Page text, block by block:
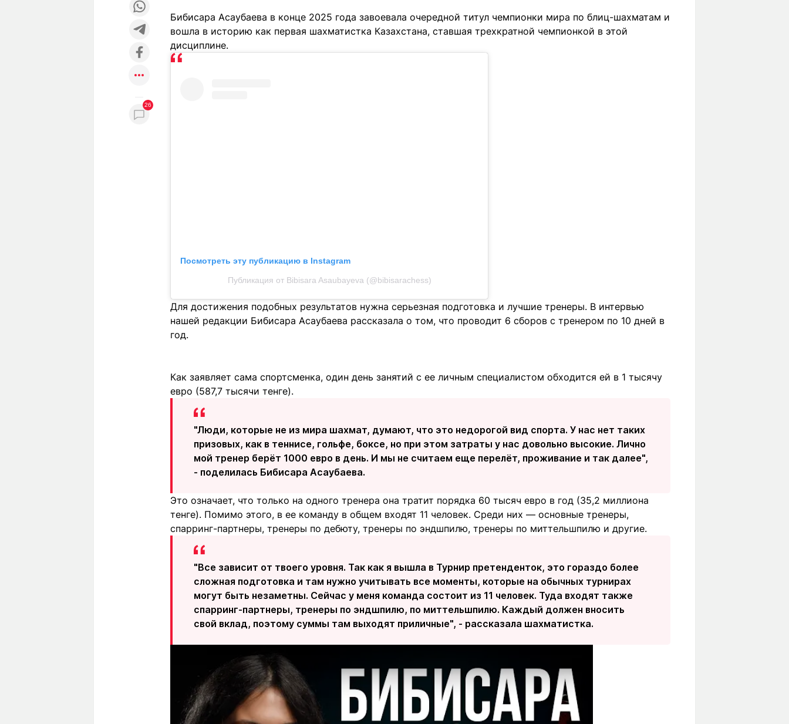
Редакция
+7 (777) 001 44 99 +7 (700) 3 888 188
26
Бибисара Асаубаева в конце 2025 года завоевала очередной титул чемпионки мира по блиц-шахматам и
вошла в историю как первая шахматистка Казахстана, ставшая трехкратной чемпионкой в этой
дисциплине.
Посмотреть эту публикацию в Instagram
Публикация от Bibisara Asaubayeva (@bibisarachess)
Для достижения подобных результатов нужна серьезная подготовка и лучшие тренеры. В интервью
нашей редакции Бибисара Асаубаева рассказала о том, что проводит 6 сборов с тренером по 10 дней в
год.
Как заявляет сама спортсменка, один день занятий с ее личным специалистом обходится ей в 1 тысячу
евро (587,7 тысячи тенге).
"Люди, которые не из мира шахмат, думают, что это недорогой вид спорта. У нас нет таких
призовых, как в теннисе, гольфе, боксе, но при этом затраты у нас довольно высокие. Лично
мой тренер берёт 1000 евро в день. И мы не считаем еще перелёт, проживание и так далее",
- поделилась Бибисара Асаубаева.
Это означает, что только на одного тренера она тратит порядка 60 тысяч евро в год (35,2 миллиона
тенге). Помимо этого, в ее команду в общем входят 11 человек. Среди них — основные тренеры,
спарринг-партнеры, тренеры по дебюту, тренеры по эндшпилю, тренеры по миттельшпилю и другие.
"Все зависит от твоего уровня. Так как я вышла в Турнир претенденток, это гораздо более
сложная подготовка и там нужно учитывать все моменты, которые на обычных турнирах
могут быть незаметны. Сейчас у меня команда состоит из 11 человек. Туда входят также
спарринг-партнеры, тренеры по эндшпилю, по миттельшпилю. Каждый должен вносить
свой вклад, поэтому суммы там выходят приличные", - рассказала шахматистка.